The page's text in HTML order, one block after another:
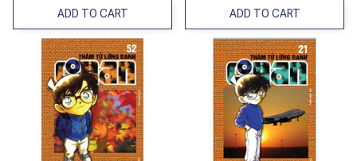
ADD TO CART ADD TO CART